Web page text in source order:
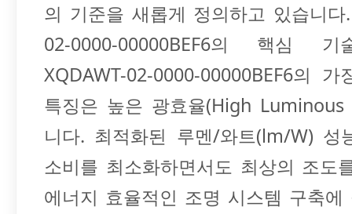
의 기준을 새롭게 정의하고 있습니다
02-0000-00000BEF6의 핵심
XQDAWT-02-0000-00000BEF6의 가
특징은 높은 광효율(High Luminous
니다. 최적화된 루멘/와트(lm/W) 성
소비를 최소화하면서도 최상의 조도
에너지 효율적인 조명 시스템 구축에